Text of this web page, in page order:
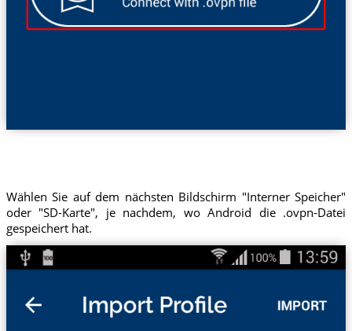
Wählen Sie auf dem nächsten Bildschirm "Interner Speicher"
oder "SD-Karte", je nachdem, wo Android die .ovpn-Datei
gespeichert hat.